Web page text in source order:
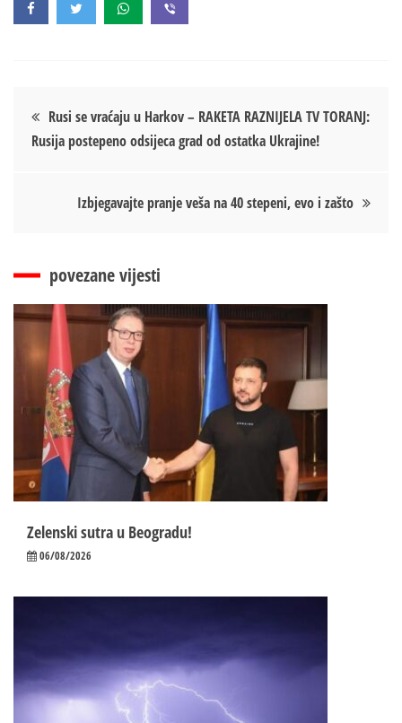
Кретање
чланка
Rusi se vraćaju u Harkov – RAKETA RAZNIJELA TV TORANJ:
Rusija postepeno odsijeca grad od ostatka Ukrajine!
Izbjegavajte pranje veša na 40 stepeni, evo i zašto
povezane vijesti
Zelenski sutra u Beogradu!
06/08/2026